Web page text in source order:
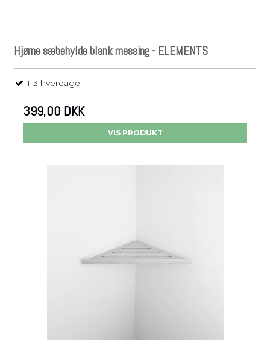
Hjørne sæbehylde blank messing - ELEMENTS
1-3 hverdage
399,00 DKK
VIS PRODUKT